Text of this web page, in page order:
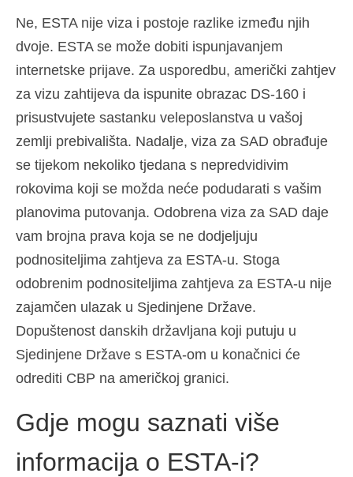
Ne, ESTA nije viza i postoje razlike između njih
dvoje. ESTA se može dobiti ispunjavanjem
internetske prijave. Za usporedbu, američki zahtjev
za vizu zahtijeva da ispunite obrazac DS-160 i
prisustvujete sastanku veleposlanstva u vašoj
zemlji prebivališta. Nadalje, viza za SAD obrađuje
se tijekom nekoliko tjedana s nepredvidivim
rokovima koji se možda neće podudarati s vašim
planovima putovanja. Odobrena viza za SAD daje
vam brojna prava koja se ne dodjeljuju
podnositeljima zahtjeva za ESTA-u. Stoga
odobrenim podnositeljima zahtjeva za ESTA-u nije
zajamčen ulazak u Sjedinjene Države.
Dopuštenost danskih državljana koji putuju u
Sjedinjene Države s ESTA-om u konačnici će
odrediti CBP na američkoj granici.
Gdje mogu saznati više
informacija o ESTA-i?